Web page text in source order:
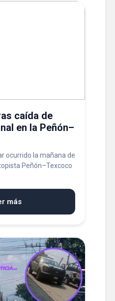
caída de
en la Peñón–
ocurrido la mañana de
Peñón–Texcoco
más